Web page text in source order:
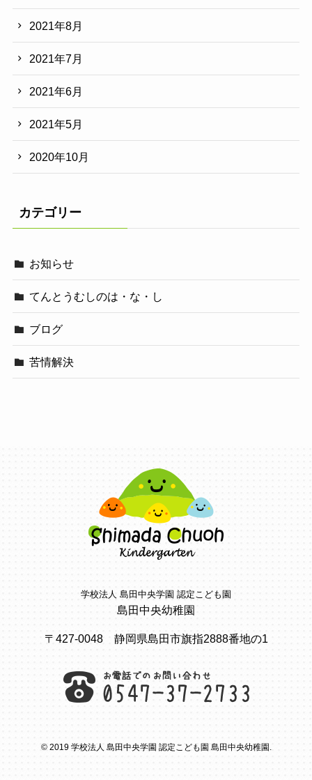
2021年8月
2021年7月
2021年6月
2021年5月
2020年10月
カテゴリー
お知らせ
てんとうむしのは・な・し
ブログ
苦情解決
学校法人 島田中央学園 認定こども園
島田中央幼稚園
〒427-0048 静岡県島田市旗指2888番地の1
© 2019 学校法人 島田中央学園 認定こども園 島田中央幼稚園.